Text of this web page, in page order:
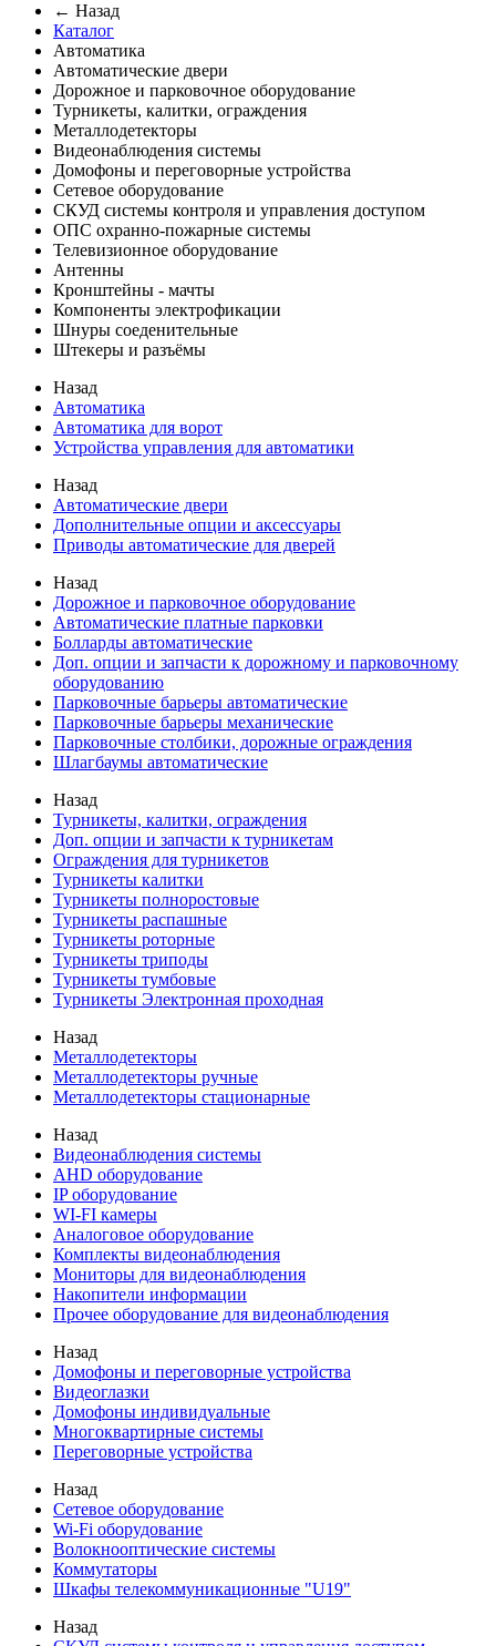
← Назад
Каталог
Автоматика
Автоматические двери
Дорожное и парковочное оборудование
Турникеты, калитки, ограждения
Металлодетекторы
Видеонаблюдения cистемы
Домофоны и переговорные устройства
Сетевое оборудование
СКУД системы контроля и управления доступом
ОПС охранно-пожарные системы
Телевизионное оборудование
Антенны
Кронштейны - мачты
Компоненты электрофикации
Шнуры соеденительные
Штекеры и разъёмы
Назад
Автоматика
Автоматика для ворот
Устройства управления для автоматики
Назад
Автоматические двери
Дополнительные опции и аксессуары
Приводы автоматические для дверей
Назад
Дорожное и парковочное оборудование
Автоматические платные парковки
Болларды автоматические
Доп. опции и запчасти к дорожному и парковочному
оборудованию
Парковочные барьеры автоматические
Парковочные барьеры механические
Парковочные столбики, дорожные ограждения
Шлагбаумы автоматические
Назад
Турникеты, калитки, ограждения
Доп. опции и запчасти к турникетам
Ограждения для турникетов
Турникеты калитки
Турникеты полноростовые
Турникеты распашные
Турникеты роторные
Турникеты триподы
Турникеты тумбовые
Турникеты Электронная проходная
Назад
Металлодетекторы
Металлодетекторы ручные
Металлодетекторы стационарные
Назад
Видеонаблюдения cистемы
AHD оборудование
IP оборудование
WI-FI камеры
Аналоговое оборудование
Комплекты видеонаблюдения
Мониторы для видеонаблюдения
Накопители информации
Прочее оборудование для видеонаблюдения
Назад
Домофоны и переговорные устройства
Видеоглазки
Домофоны индивидуальные
Многоквартирные системы
Переговорные устройства
Назад
Сетевое оборудование
Wi-Fi оборудование
Волокнооптические системы
Коммутаторы
Шкафы телекоммуникационные "U19"
Назад